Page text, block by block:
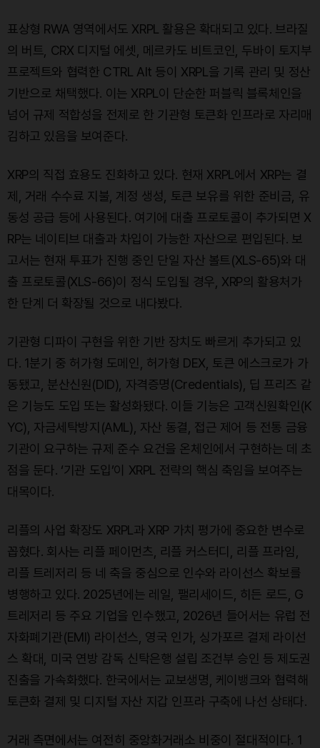
표상형 RWA 영역에서도 XRPL 활용은 확대되고 있다. 브라질
의 버트, CRX 디지털 에셋, 메르카도 비트코인, 두바이 토지부
프로젝트와 협력한 CTRL Alt 등이 XRPL을 기록 관리 및 정산
기반으로 채택했다. 이는 XRPL이 단순한 퍼블릭 블록체인을
넘어 규제 적합성을 전제로 한 기관형 토큰화 인프라로 자리매
김하고 있음을 보여준다.
XRP의 직접 효용도 진화하고 있다. 현재 XRPL에서 XRP는 결
제, 거래 수수료 지불, 계정 생성, 토큰 보유를 위한 준비금, 유
동성 공급 등에 사용된다. 여기에 대출 프로토콜이 추가되면 X
RP는 네이티브 대출과 차입이 가능한 자산으로 편입된다. 보
고서는 현재 투표가 진행 중인 단일 자산 볼트(XLS-65)와 대
출 프로토콜(XLS-66)이 정식 도입될 경우, XRP의 활용처가
한 단계 더 확장될 것으로 내다봤다.
기관형 디파이 구현을 위한 기반 장치도 빠르게 추가되고 있
다. 1분기 중 허가형 도메인, 허가형 DEX, 토큰 에스크로가 가
동됐고, 분산신원(DID), 자격증명(Credentials), 딥 프리즈 같
은 기능도 도입 또는 활성화됐다. 이들 기능은 고객신원확인(K
YC), 자금세탁방지(AML), 자산 동결, 접근 제어 등 전통 금융
기관이 요구하는 규제 준수 요건을 온체인에서 구현하는 데 초
점을 둔다. ‘기관 도입’이 XRPL 전략의 핵심 축임을 보여주는
대목이다.
리플의 사업 확장도 XRPL과 XRP 가치 평가에 중요한 변수로
꼽혔다. 회사는 리플 페이먼츠, 리플 커스터디, 리플 프라임,
리플 트레저리 등 네 축을 중심으로 인수와 라이선스 확보를
병행하고 있다. 2025년에는 레일, 팰리세이드, 히든 로드, G
트레저리 등 주요 기업을 인수했고, 2026년 들어서는 유럽 전
자화폐기관(EMI) 라이선스, 영국 인가, 싱가포르 결제 라이선
스 확대, 미국 연방 감독 신탁은행 설립 조건부 승인 등 제도권
진출을 가속화했다. 한국에서는 교보생명, 케이뱅크와 협력해
토큰화 결제 및 디지털 자산 지갑 인프라 구축에 나선 상태다.
거래 측면에서는 여전히 중앙화거래소 비중이 절대적이다. 1